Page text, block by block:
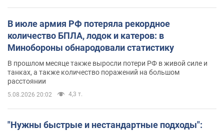
В июле армия РФ потеряла рекордное
количество БПЛА, лодок и катеров: в
Минобороны обнародовали статистику
В прошлом месяце также выросли потери РФ в живой силе и
танках, а также количество поражений на большом
расстоянии
5.08.2026 20:02 4,3 т.
"Нужны быстрые и нестандартные подходы":